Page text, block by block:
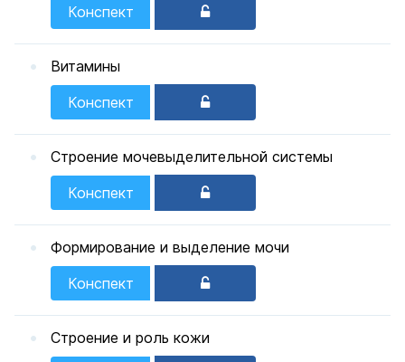
Конспект
Витамины
Конспект
Строение мочевыделительной системы
Конспект
Формирование и выделение мочи
Конспект
Строение и роль кожи